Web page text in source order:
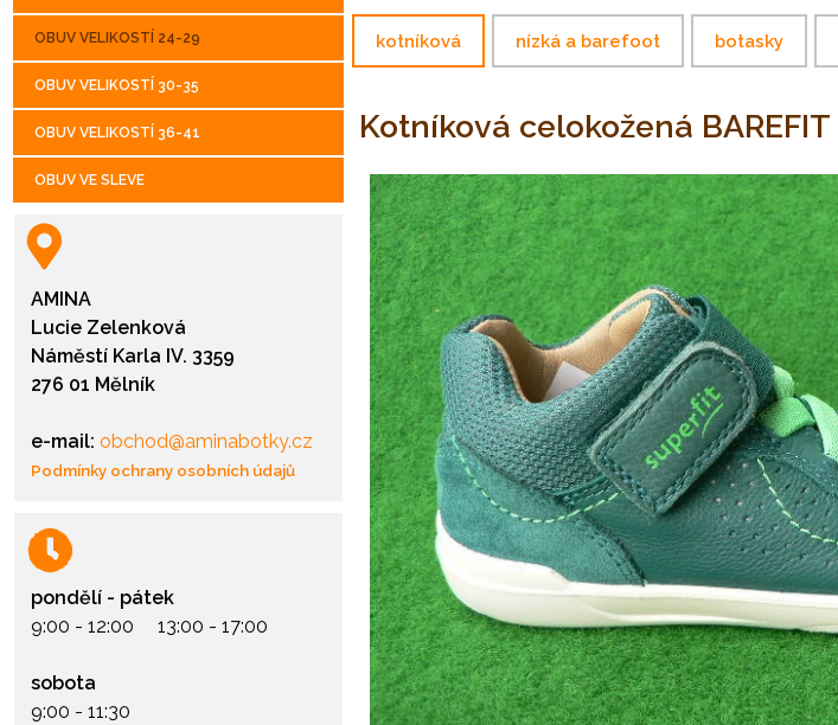
OBUV VELIKOSTÍ 24-29 kotníková nízká a barefoot botasky
OBUV VELIKOSTÍ 30-35
OBUV VELIKOSTÍ 36-41
OBUV VE SLEVE
AMINA
Lucie Zelenková
Náměstí Karla IV. 3359
276 01 Mělník
e-mail: obchod@aminabotky.cz
Podmínky ochrany osobních údajů
pondělí - pátek
9:00 - 12:00 13:00 - 17:00
sobota
9:00 - 11:30
Kotníková celokožená